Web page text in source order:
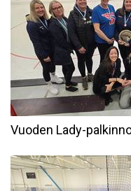
Vuoden Lady-